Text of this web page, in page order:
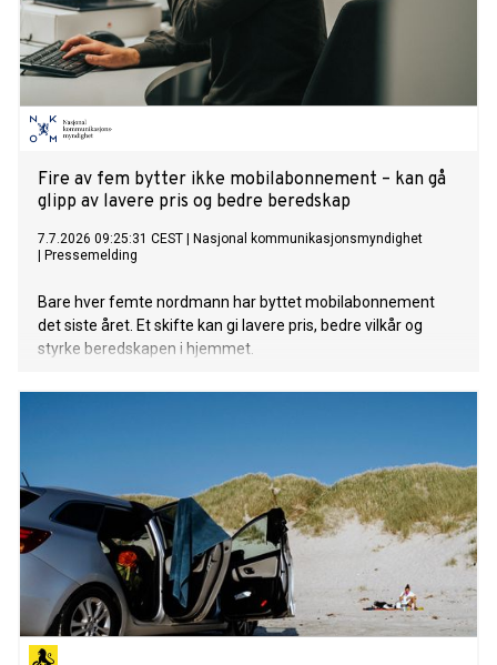
Fire av fem bytter ikke mobilabonnement – kan gå
glipp av lavere pris og bedre beredskap
7.7.2026 09:25:31 CEST
Nasjonal kommunikasjonsmyndighet
Pressemelding
Bare hver femte nordmann har byttet mobilabonnement
det siste året. Et skifte kan gi lavere pris, bedre vilkår og
styrke beredskapen i hjemmet.